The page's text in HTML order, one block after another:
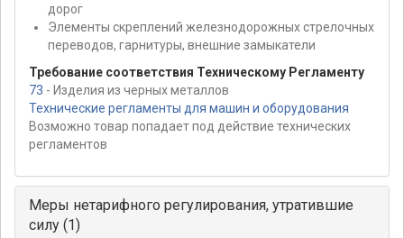
дорог
Элементы скреплений железнодорожных стрелочных
переводов, гарнитуры, внешние замыкатели
Требование соответствия Техническому Регламенту
73 - Изделия из черных металлов
Технические регламенты для машин и оборудования
Возможно товар попадает под действие технических
регламентов
Меры нетарифного регулирования, утратившие
силу (1)